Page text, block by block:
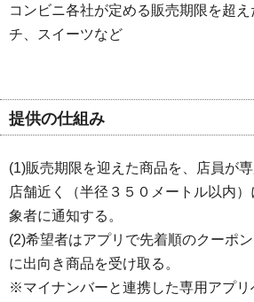
コンビニ各社が定める販売期限を超
チ、スイーツなど
提供の仕組み
(1)販売期限を迎えた商品を、店員が専
店舗近く（半径３５０メートル以内
象者に通知する。
(2)希望者はアプリで先着順のクーポ
に出向き商品を受け取る。
※マイナンバーと連携した専用アプリ